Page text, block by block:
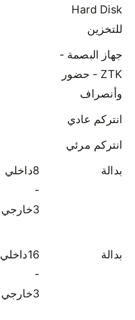
Hard Disk
للتخزين
جهاز البصمة -
ZTK - حضور
وأنصراف
انتركم عادي
انتركم مرئي
بدالة
8داخلي
-
3خارجي
بدالة
16داخلي
-
3خارجي